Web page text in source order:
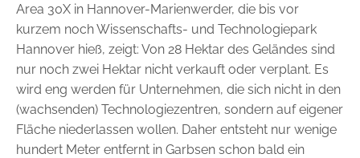
Area 30X in Hannover-Marienwerder, die bis vor
kurzem noch Wissenschafts- und Technologiepark
Hannover hieß, zeigt: Von 28 Hektar des Geländes sind
nur noch zwei Hektar nicht verkauft oder verplant. Es
wird eng werden für Unternehmen, die sich nicht in den
(wachsenden) Technologiezentren, sondern auf eigener
Fläche niederlassen wollen. Daher entsteht nur wenige
hundert Meter entfernt in Garbsen schon bald ein